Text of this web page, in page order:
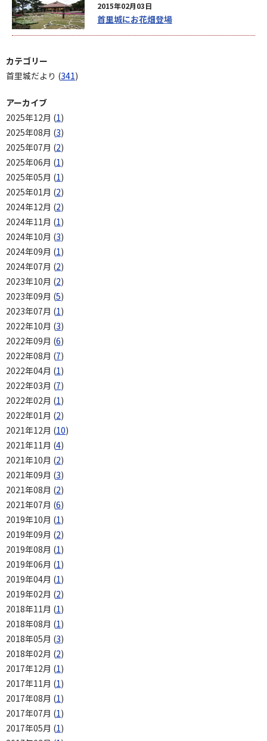
2015年02月03日
首里城にお花畑登場
カテゴリー
首里城だより (341)
アーカイブ
2025年12月 (1)
2025年08月 (3)
2025年07月 (2)
2025年06月 (1)
2025年05月 (1)
2025年01月 (2)
2024年12月 (2)
2024年11月 (1)
2024年10月 (3)
2024年09月 (1)
2024年07月 (2)
2023年10月 (2)
2023年09月 (5)
2023年07月 (1)
2022年10月 (3)
2022年09月 (6)
2022年08月 (7)
2022年04月 (1)
2022年03月 (7)
2022年02月 (1)
2022年01月 (2)
2021年12月 (10)
2021年11月 (4)
2021年10月 (2)
2021年09月 (3)
2021年08月 (2)
2021年07月 (6)
2019年10月 (1)
2019年09月 (2)
2019年08月 (1)
2019年06月 (1)
2019年04月 (1)
2019年02月 (2)
2018年11月 (1)
2018年08月 (1)
2018年05月 (3)
2018年02月 (2)
2017年12月 (1)
2017年11月 (1)
2017年08月 (1)
2017年07月 (1)
2017年05月 (1)